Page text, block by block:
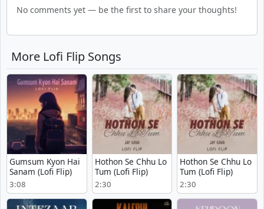
No comments yet — be the first to share your thoughts!
More Lofi Flip Songs
Gumsum Kyon Hai
Sanam (Lofi Flip)
3:08
Hothon Se Chhu Lo
Tum (Lofi Flip)
2:30
Hothon Se Chhu Lo
Tum (Lofi Flip)
2:30